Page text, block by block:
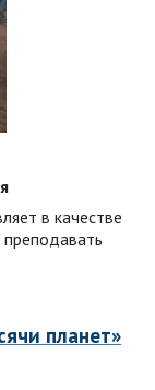
в качестве
планет»